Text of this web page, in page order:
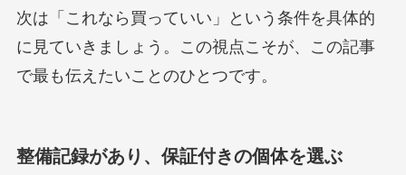
次は「これなら買っていい」という条件を具体的
に見ていきましょう。この視点こそが、この記事
で最も伝えたいことのひとつです。
整備記録があり、保証付きの個体を選ぶ